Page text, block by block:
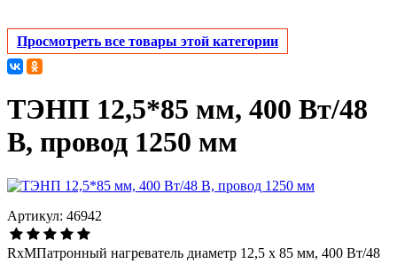
Просмотреть все товары этой категории
ТЭНП 12,5*85 мм, 400 Вт/48
В, провод 1250 мм
Артикул: 46942
RxMПатронный нагреватель диаметр 12,5 х 85 мм, 400 Вт/48